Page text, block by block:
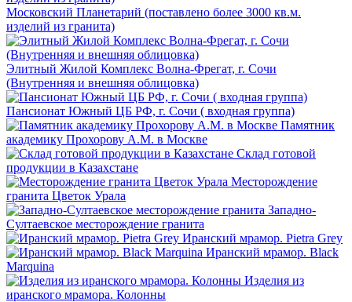
Московский Планетарий (поставлено более 3000 кв.м.
изделий из гранита)
Элитный Жилой Комплекс Волна-Фрегат, г. Сочи
(Внутренняя и внешняя облицовка)
Пансионат Южный ЦБ РФ, г. Сочи ( входная группа)
Памятник
академику Прохорову А.М. в Москве
Склад готовой
продукции в Казахстане
Месторождение
гранита Цветок Урала
Западно-
Султаевское месторождение гранита
Иранский мрамор. Pietra Grey
Иранский мрамор. Black
Marquina
Изделия из
иранского мрамора. Колонны